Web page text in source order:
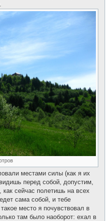
местами силы (как я их
перед собой, допустим,
сейчас полетишь на всех
сама собой, и тебе
место я почувствовал в
там было наоборот: ехал в